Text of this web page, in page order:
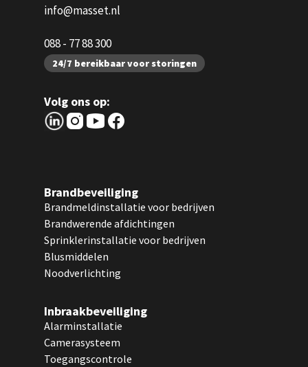
info@masset.nl
088 - 77 88 300
24/7 bereikbaar voor storingen
Volg ons op:
Brandbeveiliging
Brandmeldinstallatie voor bedrijven
Brandwerende afdichtingen
Sprinklerinstallatie voor bedrijven
Blusmiddelen
Noodverlichting
Inbraakbeveiliging
Alarminstallatie
Camerasysteem
Toegangscontrole